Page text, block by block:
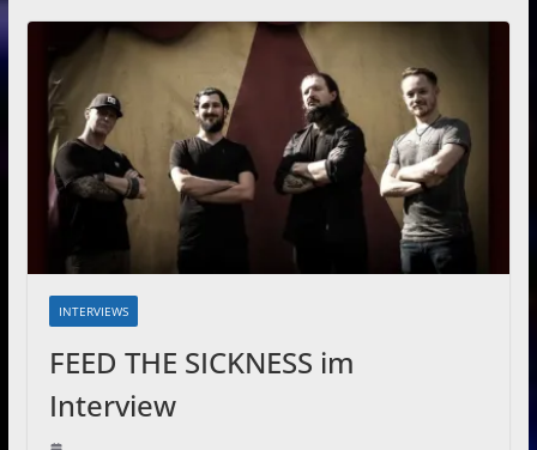
INTERVIEWS
FEED THE SICKNESS im
Interview